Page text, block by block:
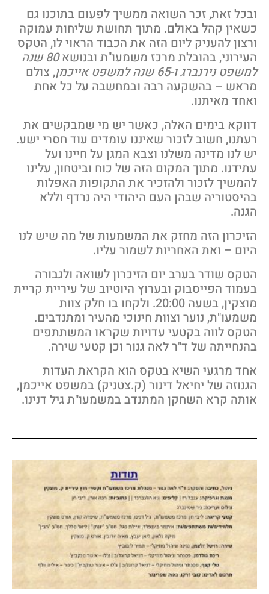
זאת, זכר השואה ממשיך לפעום בתוכנו גם
קהל באולם. מתוך תחושת שליחות עמוקה
להעניק ליום הזה את הכבוד הראוי לו, הטקס
בהובלת מרכז משמעו"ת ובנושא
80 שנה
נירנברג ו-65 שנה למשפט אייכמן
, צולם
– בהשקעה רבה ובמחשבה על כל אחת
מאיתנו.
בימים האלה, כאשר יש מי שמבקשים את
חשוב לזכור שאיננו עומדים עוד חסרי ישע.
לנו מדינה משלנו וצבא המגן על חיינו ועל
מתוך המקום הזה של כוח וביטחון, עלינו
לזכור ולהזכיר את התקופות האפלות
שבהן העם היהודי היה נרדף וללא
הזה מחזק את המשמעות של מה שיש לנו
– ואת האחריות לשמור עליו.
שודר בערב יום הזיכרון לשואה ולגבורה
הפייסבוק ובערוץ היוטיוב של עיריית קריית
מוצקין, בשעה 20:00. ולקחו בו חלק צוות
נוער וצוות חינוכי מהעיר ומתנדבים.
לווה בקטעי עדויות שקראו המשתתפים
של ד"ר לאה גנור וכן קטעי שירה.
מרגעי השיא בטקס הוא הקראת העדות
של יחיאל דינור (ק.צטניק) במשפט אייכמן,
קרא השחקן המתנדב במשמעו"ת גיל דנינו.